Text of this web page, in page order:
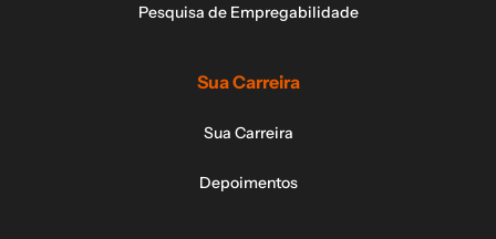
Pesquisa de Empregabilidade
Sua Carreira
Sua Carreira
Depoimentos